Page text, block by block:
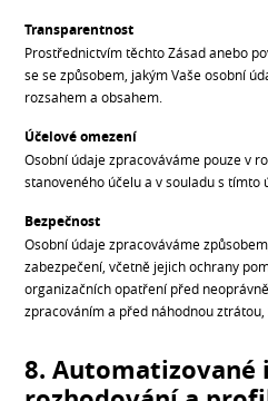
Transparentnost
Prostřednictvím těchto Zásad anebo
se se způsobem, jakým Vaše osobní
rozsahem a obsahem.
Účelové omezení
Osobní údaje zpracováváme pouze v
stanoveného účelu a v souladu s tímto
Bezpečnost
Osobní údaje zpracováváme
zabezpečení, včetně jejich ochrany
organizačních opatření před
zpracováním a před náhodnou
8.